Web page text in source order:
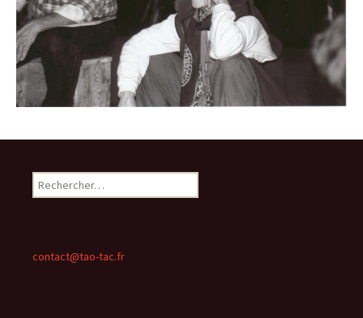
Rechercher :
contact@tao-tac.fr